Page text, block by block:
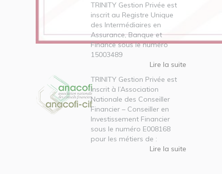
TRINITY Gestion Privée est
inscrit au Registre Unique
des Intermédiaires en
Assurance, Banque et
Finance sous le numéro
15003489
Lire la suite
TRINITY Gestion Privée est
inscrit à l’Association
Nationale des Conseiller
Financier – Conseiller en
Investissement Financier
sous le numéro E008168
pour les métiers de :
Lire la suite